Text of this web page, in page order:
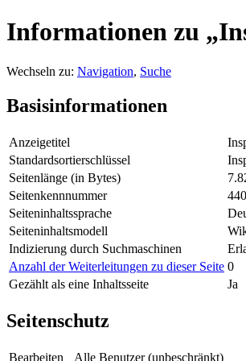
Informationen zu
Wechseln zu: Navigation, Suche
Basisinformationen
Anzeigetitel
Standardsortierschlüssel
Seitenlänge (in Bytes)
Seitenkennnummer
440
Seiteninhaltssprache
Seiteninhaltsmodell
Indizierung durch Suchmaschinen
Anzahl der Weiterleitungen zu dieser Seite 0
Gezählt als eine Inhaltsseite
Ja
Seitenschutz
Bearbeiten
Alle Benutzer (unbeschränkt)